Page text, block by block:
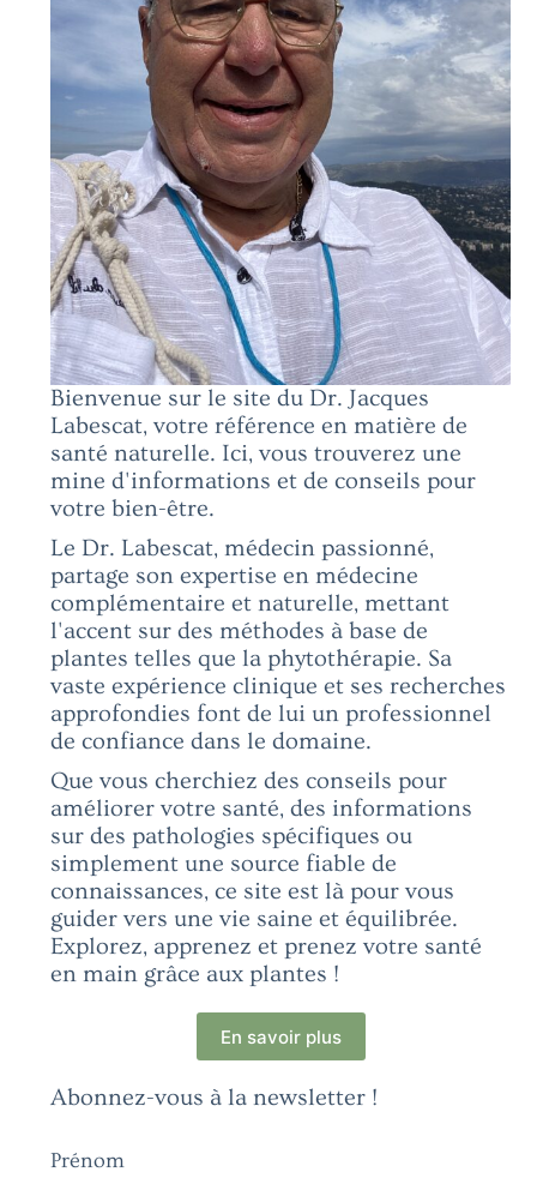
Bienvenue sur le site du Dr. Jacques
Labescat, votre référence en matière de
santé naturelle. Ici, vous trouverez une
mine d'informations et de conseils pour
votre bien-être.
Le Dr. Labescat, médecin passionné,
partage son expertise en médecine
complémentaire et naturelle, mettant
l'accent sur des méthodes à base de
plantes telles que la phytothérapie. Sa
vaste expérience clinique et ses recherches
approfondies font de lui un professionnel
de confiance dans le domaine.
Que vous cherchiez des conseils pour
améliorer votre santé, des informations
sur des pathologies spécifiques ou
simplement une source fiable de
connaissances, ce site est là pour vous
guider vers une vie saine et équilibrée.
Explorez, apprenez et prenez votre santé
en main grâce aux plantes !
En savoir plus
Abonnez-vous à la newsletter !
Prénom